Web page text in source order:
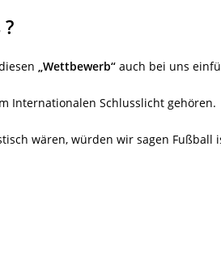
„Wettbewerb“ auch bei uns
Internationalen Schlusslicht gehören.
wären, würden wir sagen